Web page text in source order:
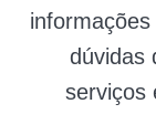
dúvidas
serviços